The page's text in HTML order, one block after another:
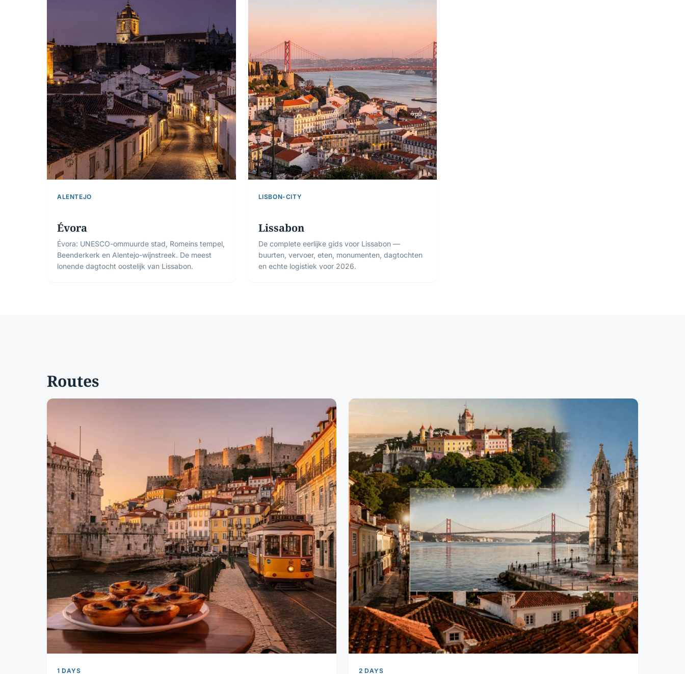
ALENTEJO
Évora
Évora: UNESCO-ommuurde stad, Romeins tempel,
Beenderkerk en Alentejo-wijnstreek. De meest
lonende dagtocht oostelijk van Lissabon.
LISBON-CITY
Lissabon
De complete eerlijke gids voor Lissabon —
buurten, vervoer, eten, monumenten, dagtochten
en echte logistiek voor 2026.
Routes
1 DAYS 2 DAYS